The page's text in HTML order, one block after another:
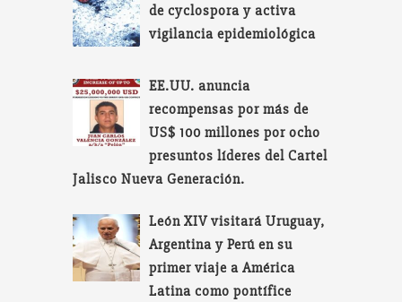
de cyclospora y activa
vigilancia epidemiológica
EE.UU. anuncia
recompensas por más de
US$ 100 millones por ocho
presuntos líderes del Cartel
Jalisco Nueva Generación.
León XIV visitará Uruguay,
Argentina y Perú en su
primer viaje a América
Latina como pontífice